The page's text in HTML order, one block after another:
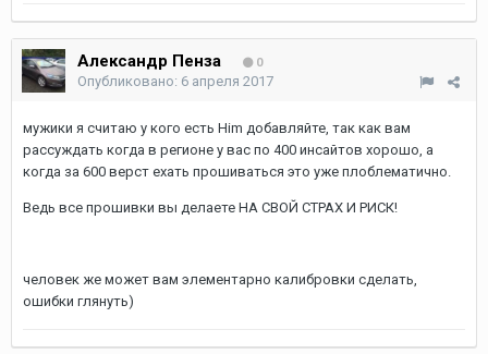
Александр Пенза 0
Опубликовано: 6 апреля 2017
мужики я считаю у кого есть Him добавляйте, так как вам
рассуждать когда в регионе у вас по 400 инсайтов хорошо, а
когда за 600 верст ехать прошиваться это уже плоблематично.
Ведь все прошивки вы делаете НА СВОЙ СТРАХ И РИСК!
человек же может вам элементарно калибровки сделать,
ошибки глянуть)